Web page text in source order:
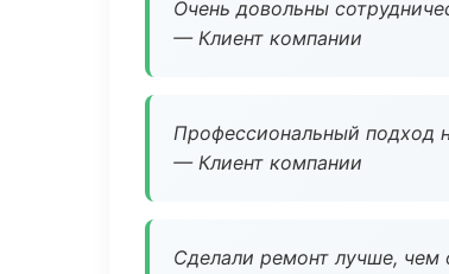
Очень довольны
— Клиент компании
Профессиональный подход
— Клиент компании
Сделали ремонт лучше,